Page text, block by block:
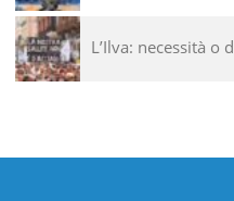
L’Ilva: necessità o